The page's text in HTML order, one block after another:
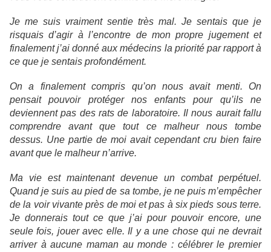
Je me suis vraiment sentie très mal. Je sentais que je
risquais d’agir à l’encontre de mon propre jugement et
finalement j’ai donné aux médecins la priorité par rapport à
ce que je sentais profondément.
On a finalement compris qu’on nous avait menti. On
pensait pouvoir protéger nos enfants pour qu’ils ne
deviennent pas des rats de laboratoire. Il nous aurait fallu
comprendre avant que tout ce malheur nous tombe
dessus. Une partie de moi avait cependant cru bien faire
avant que le malheur n’arrive.
Ma vie est maintenant devenue un combat perpétuel.
Quand je suis au pied de sa tombe, je ne puis m’empêcher
de la voir vivante près de moi et pas à six pieds sous terre.
Je donnerais tout ce que j’ai pour pouvoir encore, une
seule fois, jouer avec elle. Il y a une chose qui ne devrait
arriver à aucune maman au monde : célébrer le premier